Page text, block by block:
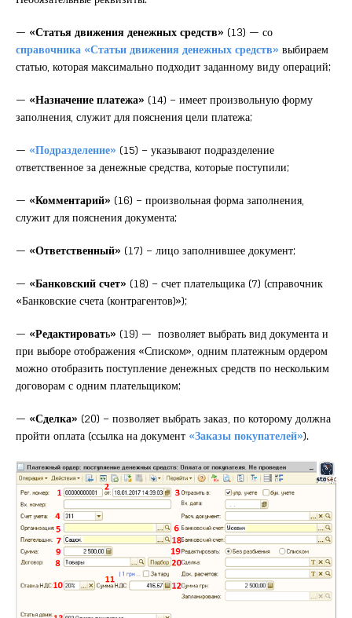
— «Статья движения денежных средств» (13) — со
справочника «Статьи движения денежных средств» выбираем
статью, которая максимально подходит заданному виду операций;
— «Назначение платежа» (14) – имеет произвольную форму
заполнения, служит для пояснения цели платежа;
— «Подразделение» (15) – указывают подразделение
ответственное за денежные средства, которые поступили;
— «Комментарий» (16) – произвольная форма заполнения,
служит для пояснения документа;
— «Ответственный» (17) – лицо заполнившее документ;
— «Банковский счет» (18) – счет плательщика (7) (справочник
«Банковские счета (контрагентов)»);
— «Редактировать» (19) — позволяет выбрать вид документа и
при выборе отображения «Списком», одним платежным ордером
можно отобразить поступление денежных средств по нескольким
договорам с одним плательщиком;
— «Сделка» (20) – позволяет выбрать заказ, по которому должна
пройти оплата (ссылка на документ «Заказы покупателей»).